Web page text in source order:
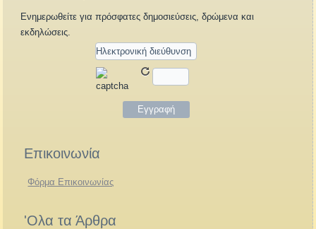
Ενημερωθείτε για πρόσφατες δημοσιεύσεις, δρώμενα και
εκδηλώσεις.
Επικοινωνία
Φόρμα Επικοινωνίας
'Ολα τα Άρθρα